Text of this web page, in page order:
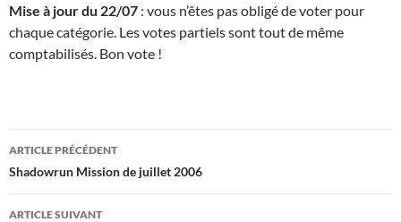
Mise à jour du 22/07 : vous n’êtes pas obligé de voter pour
chaque catégorie. Les votes partiels sont tout de même
comptabilisés. Bon vote !
Navigation
des
articles
ARTICLE PRÉCÉDENT
Shadowrun Mission de juillet 2006
ARTICLE SUIVANT